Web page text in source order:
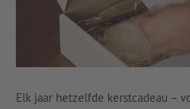
Elk jaar hetzelfde kerstcadeau –